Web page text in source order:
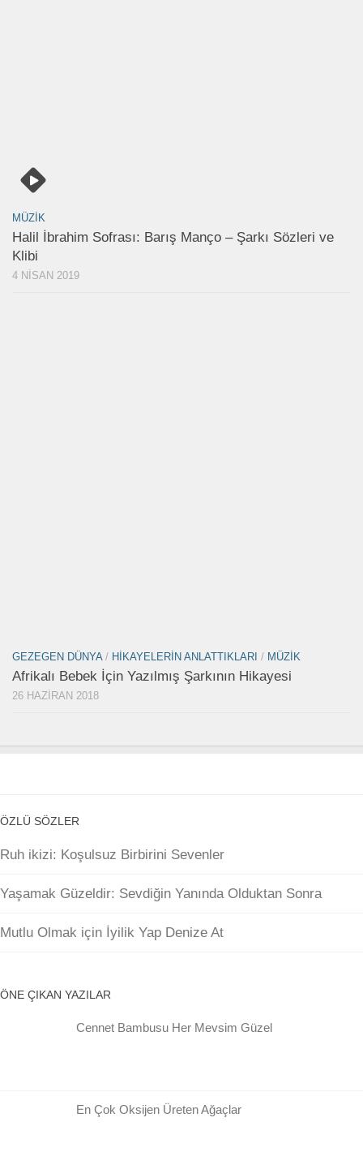
MÜZIK
Halil İbrahim Sofrası: Barış Manço – Şarkı Sözleri ve
Klibi
4 NISAN 2019
GEZEGEN DÜNYA/ HIKAYELERIN ANLATTIKLARI / MÜZIK
Afrikalı Bebek İçin Yazılmış Şarkının Hikayesi
26 HAZIRAN 2018
ÖZLÜ SÖZLER
Ruh ikizi: Koşulsuz Birbirini Sevenler
Yaşamak Güzeldir: Sevdiğin Yanında Olduktan Sonra
Mutlu Olmak için İyilik Yap Denize At
ÖNE ÇIKAN YAZILAR
Cennet Bambusu Her Mevsim Güzel
En Çok Oksijen Üreten Ağaçlar